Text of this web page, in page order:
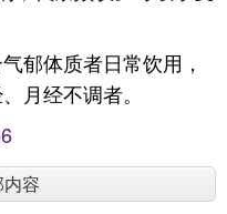
郁体质者日常饮用，
月经不调者。
容